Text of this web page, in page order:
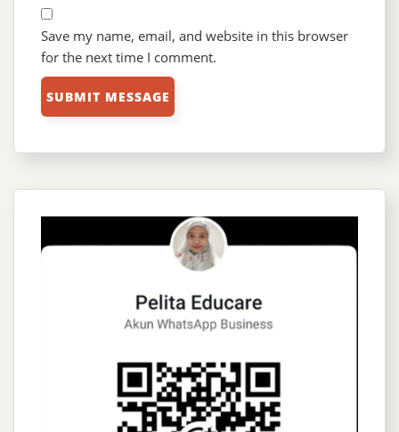
Save my name, email, and website in this browser
for the next time I comment.